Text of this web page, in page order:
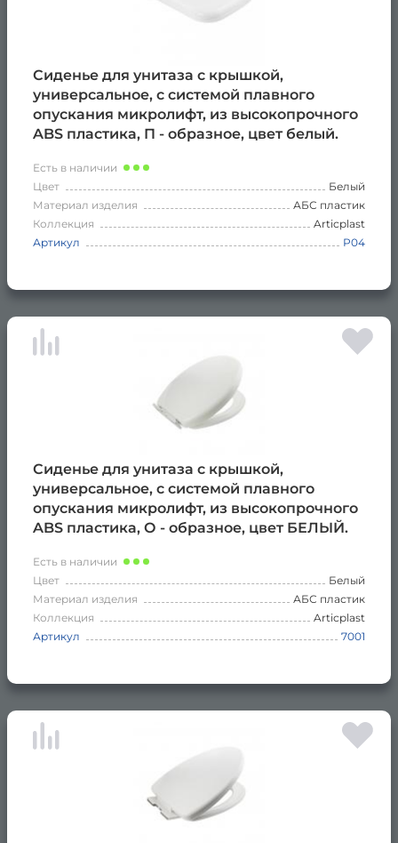
Сиденье для унитаза с крышкой,
универсальное, с системой плавного
опускания микролифт, из высокопрочного
ABS пластика, П - образное, цвет белый.
Есть в наличии
Цвет
Белый
Материал изделия
АБС пластик
Коллекция
Articplast
Артикул
Р04
Сиденье для унитаза с крышкой,
универсальное, с системой плавного
опускания микролифт, из высокопрочного
ABS пластика, О - образное, цвет БЕЛЫЙ.
Есть в наличии
Цвет
Белый
Материал изделия
АБС пластик
Коллекция
Articplast
Артикул
7001